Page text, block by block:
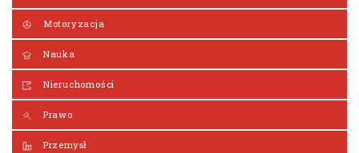
Motoryzacja
Nauka
Nieruchomości
Prawo
Przemysł